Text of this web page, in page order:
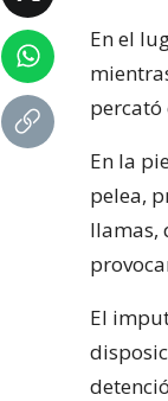
En el
percató
En la
pelea,
llamas,
El